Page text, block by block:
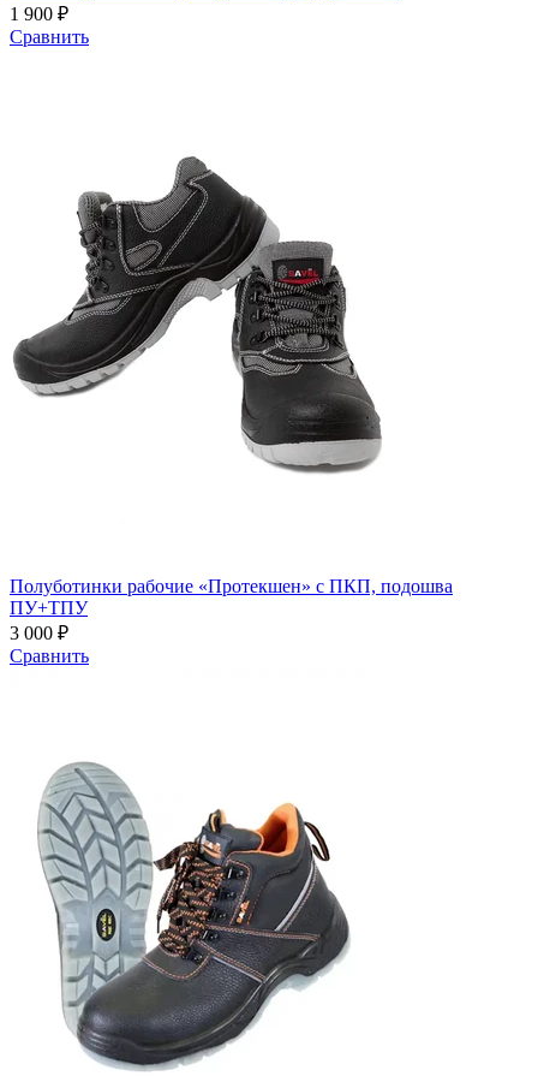
1 900 ₽
Сравнить
Полуботинки рабочие «Протекшен» с ПКП, подошва
ПУ+ТПУ
3 000 ₽
Сравнить